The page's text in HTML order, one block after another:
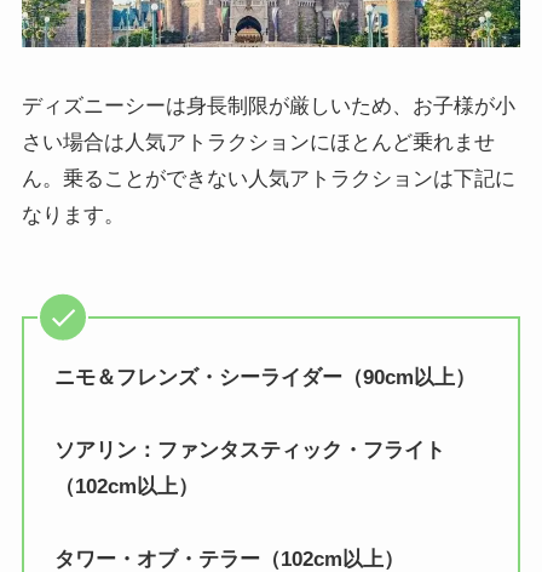
ディズニーシーは身長制限が厳しいため、お子様が小
さい場合は人気アトラクションにほとんど乗れませ
ん。乗ることができない人気アトラクションは下記に
なります。
ニモ＆フレンズ・シーライダー（90cm以上）
ソアリン：ファンタスティック・フライト
（102cm以上）
タワー・オブ・テラー（102cm以上）